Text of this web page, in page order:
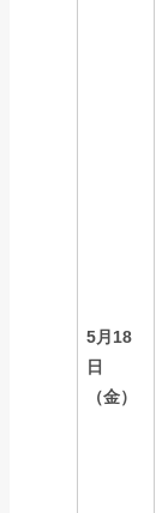
5月18
日
（金）